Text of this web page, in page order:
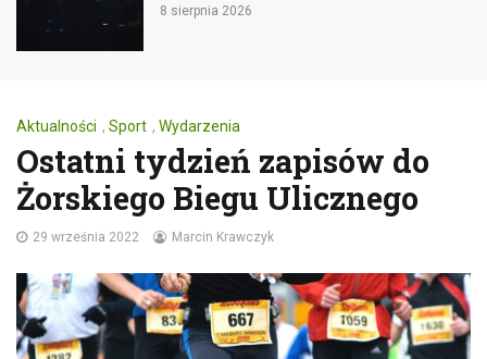
8 sierpnia 2026
Aktualności , Sport , Wydarzenia
Ostatni tydzień zapisów do
Żorskiego Biegu Ulicznego
29 września 2022 Marcin Krawczyk